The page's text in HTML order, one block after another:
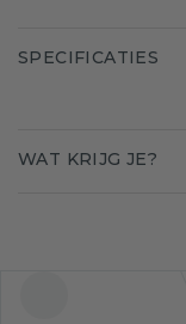
SPECIFICATIES
WAT KRIJG JE?